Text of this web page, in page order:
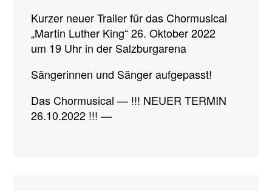
Kurzer neuer Trailer für das Chormusical
„Martin Luther King“ 26. Oktober 2022
um 19 Uhr in der Salzburgarena
Sängerinnen und Sänger aufgepasst!
Das Chormusical — !!! NEUER TERMIN
26.10.2022 !!! —